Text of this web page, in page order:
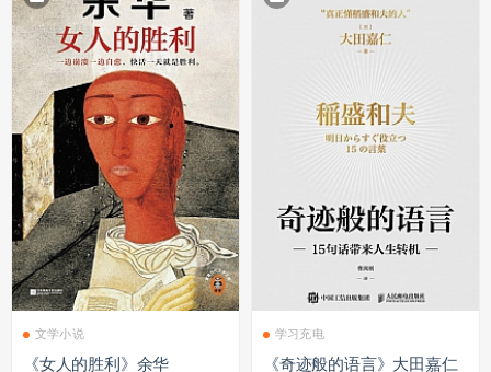
文学小说
《女人的胜利》余华
学习充电
《奇迹般的语言》大田嘉仁